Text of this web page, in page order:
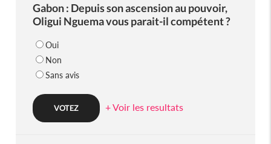
Gabon : Depuis son ascension au pouvoir,
Oligui Nguema vous parait-il compétent ?
Oui
Non
Sans avis
+ Voir les resultats